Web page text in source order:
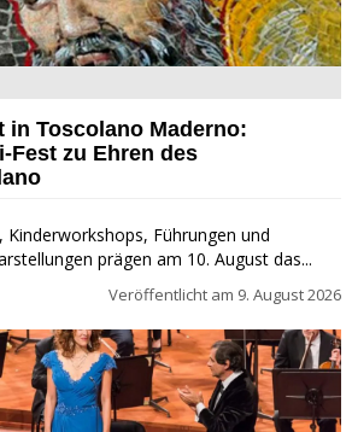
"Madonnari per Sant'Ercolano"
in Toscolano Maderno:
Fest zu Ehren des
Kinderworkshops, Führungen und
prägen am 10. August das...
Veröffentlicht am 9. August 2026